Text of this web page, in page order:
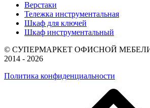
Верстаки
Тележка инструментальная
Шкаф для ключей
Шкаф инструментальный
© СУПЕРМАРКЕТ ОФИСНОЙ
2014 - 2026
Политика конфиденциальности